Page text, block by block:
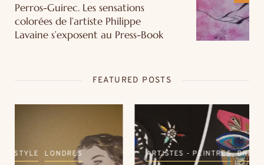
Perros-Guirec. Les sensations
colorées de l’artiste Philippe
Lavaine s’exposent au Press-Book
FEATURED POSTS
ARTISTES - PEINTRES BRETAGNE
COUPS DE ❤